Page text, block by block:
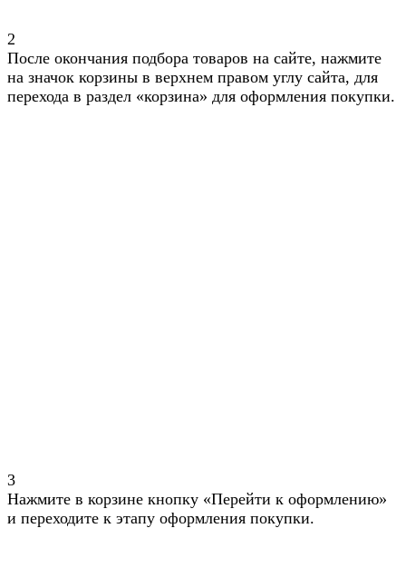
2
После окончания подбора товаров на сайте, нажмите
на значок корзины в верхнем правом углу сайта, для
перехода в раздел «корзина» для оформления покупки.
3
Нажмите в корзине кнопку «Перейти к оформлению»
и переходите к этапу оформления покупки.